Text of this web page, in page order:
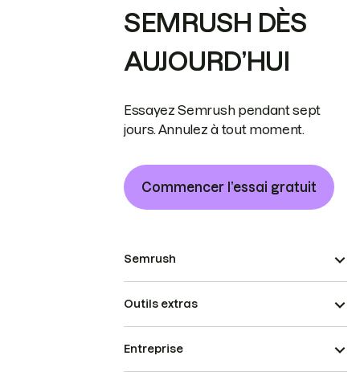
SEMRUSH DÈS
AUJOURD’HUI
Essayez Semrush pendant sept
jours. Annulez à tout moment.
Commencer l’essai gratuit
Semrush
Outils extras
Entreprise